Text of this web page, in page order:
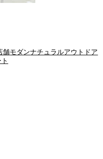
舗モダンナチュラルアウトドア